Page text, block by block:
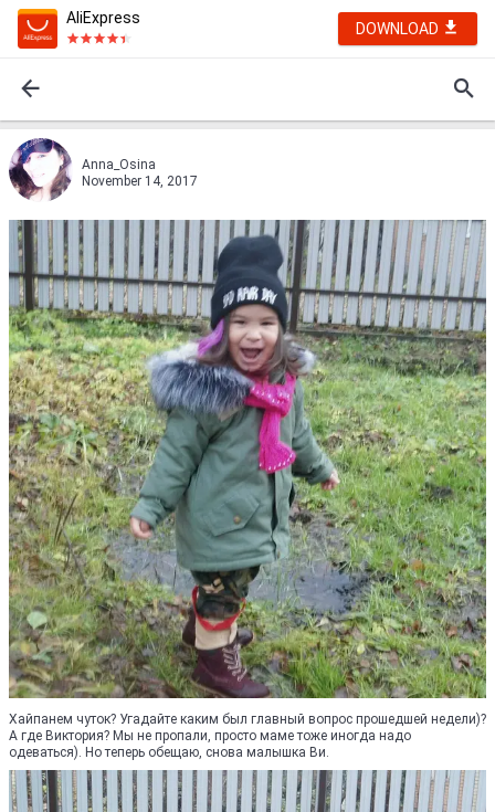
AliExpress
DOWNLOAD
Anna_Osina
November 14, 2017
Хайпанем чуток? Угадайте каким был главный вопрос прошедшей недели)?
А где Виктория? Мы не пропали, просто маме тоже иногда надо
одеваться). Но теперь обещаю, снова малышка Ви.